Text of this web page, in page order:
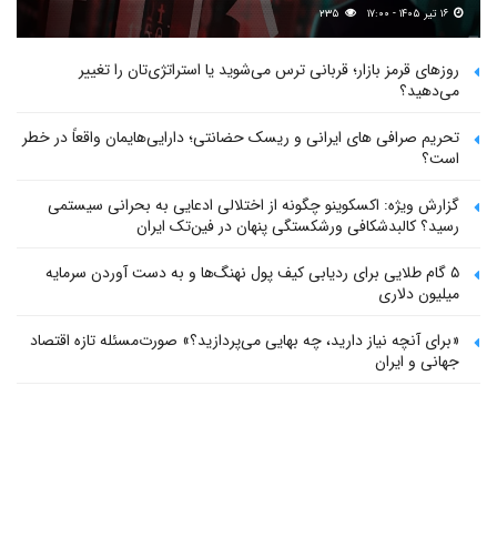
۲۳۵
روزهای قرمز بازار؛ قربانی ترس می‌شوید یا استراتژی‌تان را تغییر
می‌دهید؟
تحریم صرافی های ایرانی و ریسک حضانتی؛ دارایی‌هایمان واقعاً در خطر
است؟
گزارش ویژه: اکسکوینو چگونه از اختلالی ادعایی به بحرانی سیستمی
رسید؟ کالبدشکافی ورشکستگی پنهان در فین‌تک ایران
۵ گام طلایی برای ردیابی کیف پول‌ نهنگ‌ها و به دست آوردن سرمایه
میلیون دلاری
«برای آنچه نیاز دارید، چه بهایی می‌پردازید؟» صورت‌مسئله تازه اقتصاد
جهانی و ایران